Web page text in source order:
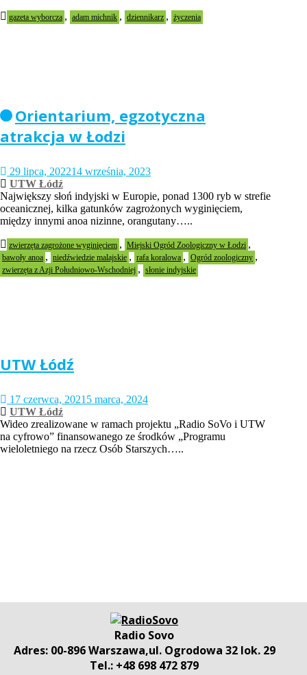
gazeta wyborcza , adam michnik , dziennikarz , życzenia
Orientarium, egzotyczna
atrakcja w Łodzi
29 lipca, 202214 września, 2023
UTW Łódź
Największy słoń indyjski w Europie, ponad 1300 ryb w strefie
oceanicznej, kilka gatunków zagrożonych wyginięciem,
między innymi anoa nizinne, orangutany…..
zwierzęta zagrożone wyginięciem , Miejski Ogród Zoologiczny w Łodzi ,
bawoły anoa , niedźwiedzie malajskie , rafa koralowa , Ogród zoologiczny ,
zwierzęta z Azji Południowo-Wschodniej , słonie indyjskie
UTW Łódź
17 czerwca, 2021 5 marca, 2024
UTW Łódź
Wideo zrealizowane w ramach projektu „Radio SoVo i UTW
na cyfrowo” finansowanego ze środków „Programu
wieloletniego na rzecz Osób Starszych…..
Radio Sovo
Adres: 00-896 Warszawa,ul. Ogrodowa 32 lok. 29
Tel.: +48 698 472 879